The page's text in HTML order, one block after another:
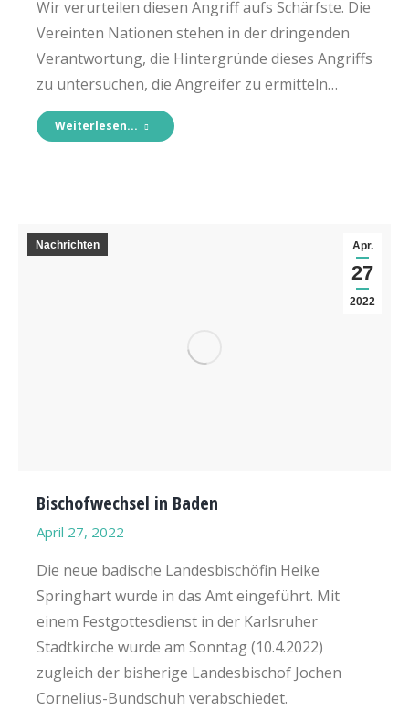
Wir verurteilen diesen Angriff aufs Schärfste. Die
Vereinten Nationen stehen in der dringenden
Verantwortung, die Hintergründe dieses Angriffs
zu untersuchen, die Angreifer zu ermitteln…
Weiterlesen...
Apr.
27
2022
Nachrichten
Bischofwechsel in Baden
April 27, 2022
Die neue badische Landesbischöfin Heike
Springhart wurde in das Amt eingeführt. Mit
einem Festgottesdienst in der Karlsruher
Stadtkirche wurde am Sonntag (10.4.2022)
zugleich der bisherige Landesbischof Jochen
Cornelius-Bundschuh verabschiedet.